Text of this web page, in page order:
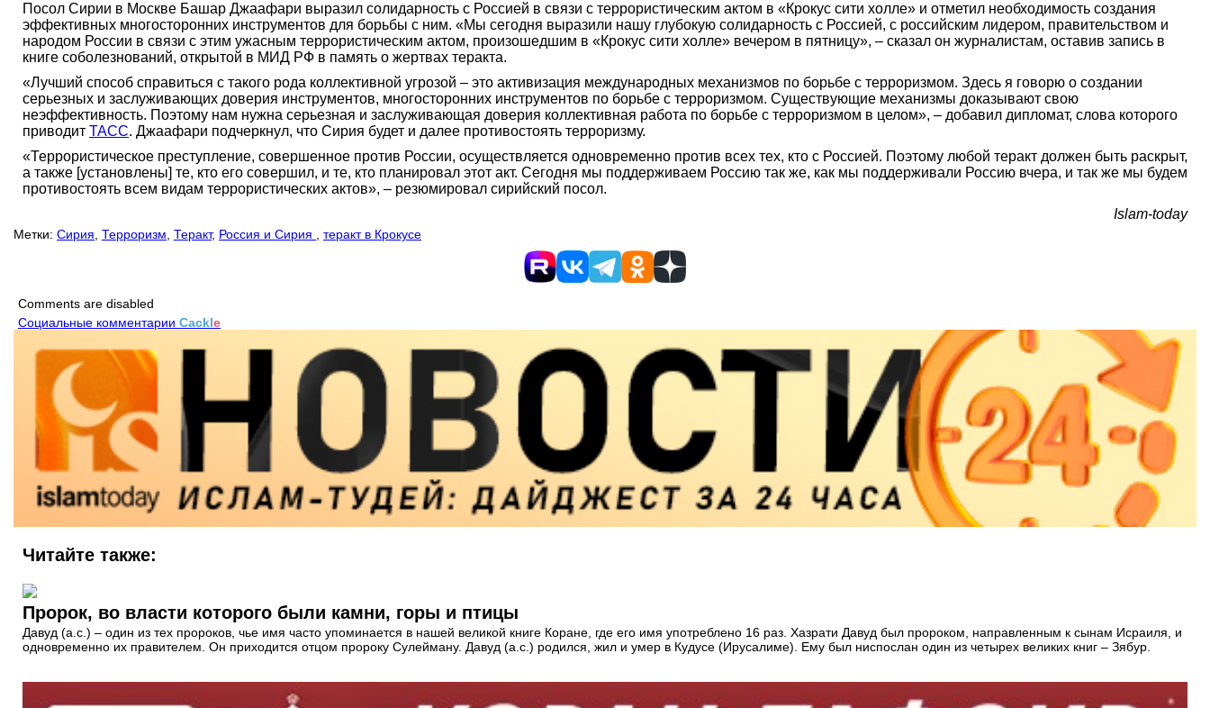
Посол Сирии в Москве Башар Джаафари выразил солидарность с Россией в связи с террористическим актом в «Крокус сити холле» и отметил необходимость создания
эффективных многосторонних инструментов для борьбы с ним. «Мы сегодня выразили нашу глубокую солидарность с Россией, с российским лидером, правительством и
народом России в связи с этим ужасным террористическим актом, произошедшим в «Крокус сити холле» вечером в пятницу», – сказал он журналистам, оставив запись в
книге соболезнований, открытой в МИД РФ в память о жертвах теракта.
«Лучший способ справиться с такого рода коллективной угрозой – это активизация международных механизмов по борьбе с терроризмом. Здесь я говорю о создании
серьезных и заслуживающих доверия инструментов, многосторонних инструментов по борьбе с терроризмом. Существующие механизмы доказывают свою
неэффективность. Поэтому нам нужна серьезная и заслуживающая доверия коллективная работа по борьбе с терроризмом в целом», – добавил дипломат, слова которого
приводит ТАСС. Джаафари подчеркнул, что Сирия будет и далее противостоять терроризму.
«Террористическое преступление, совершенное против России, осуществляется одновременно против всех тех, кто с Россией. Поэтому любой теракт должен быть раскрыт,
а также [установлены] те, кто его совершил, и те, кто планировал этот акт. Сегодня мы поддерживаем Россию так же, как мы поддерживали Россию вчера, и так же мы будем
противостоять всем видам террористических актов», – резюмировал сирийский посол.
Islam-today
Метки: Сирия, Терроризм, Теракт, Россия и Сирия , теракт в Крокусе
Comments are disabled
Социальные комментарии Cackle
Читайте также:
Пророк, во власти которого были камни, горы и птицы
Давуд (а.с.) – один из тех пророков, чье имя часто упоминается в нашей великой книге Коране, где его имя употреблено 16 раз. Хазрати Давуд был пророком, направленным к сынам Исраиля, и
одновременно их правителем. Он приходится отцом пророку Сулейману. Давуд (а.с.) родился, жил и умер в Кудусе (Ирусалиме). Ему был ниспослан один из четырех великих книг – Зябур.